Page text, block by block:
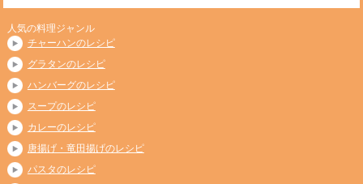
人気の料理ジャンル
チャーハンのレシピ
グラタンのレシピ
ハンバーグのレシピ
スープのレシピ
カレーのレシピ
唐揚げ・竜田揚げのレシピ
パスタのレシピ